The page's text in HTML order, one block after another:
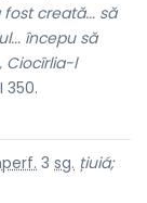
creată... să
începu să
Ciocîrlia-l
350.
3 sg. țiuiá;